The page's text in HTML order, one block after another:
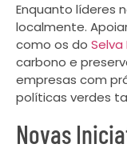
Enquanto líderes
localmente.
como os do Selva
carbono e
empresas com
políticas verdes
Novas